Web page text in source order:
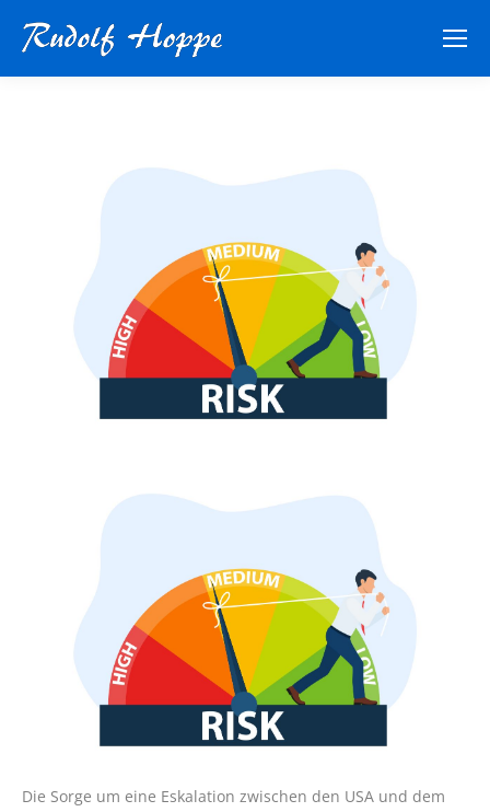
Die Sorge um eine Eskalation zwischen den USA und dem